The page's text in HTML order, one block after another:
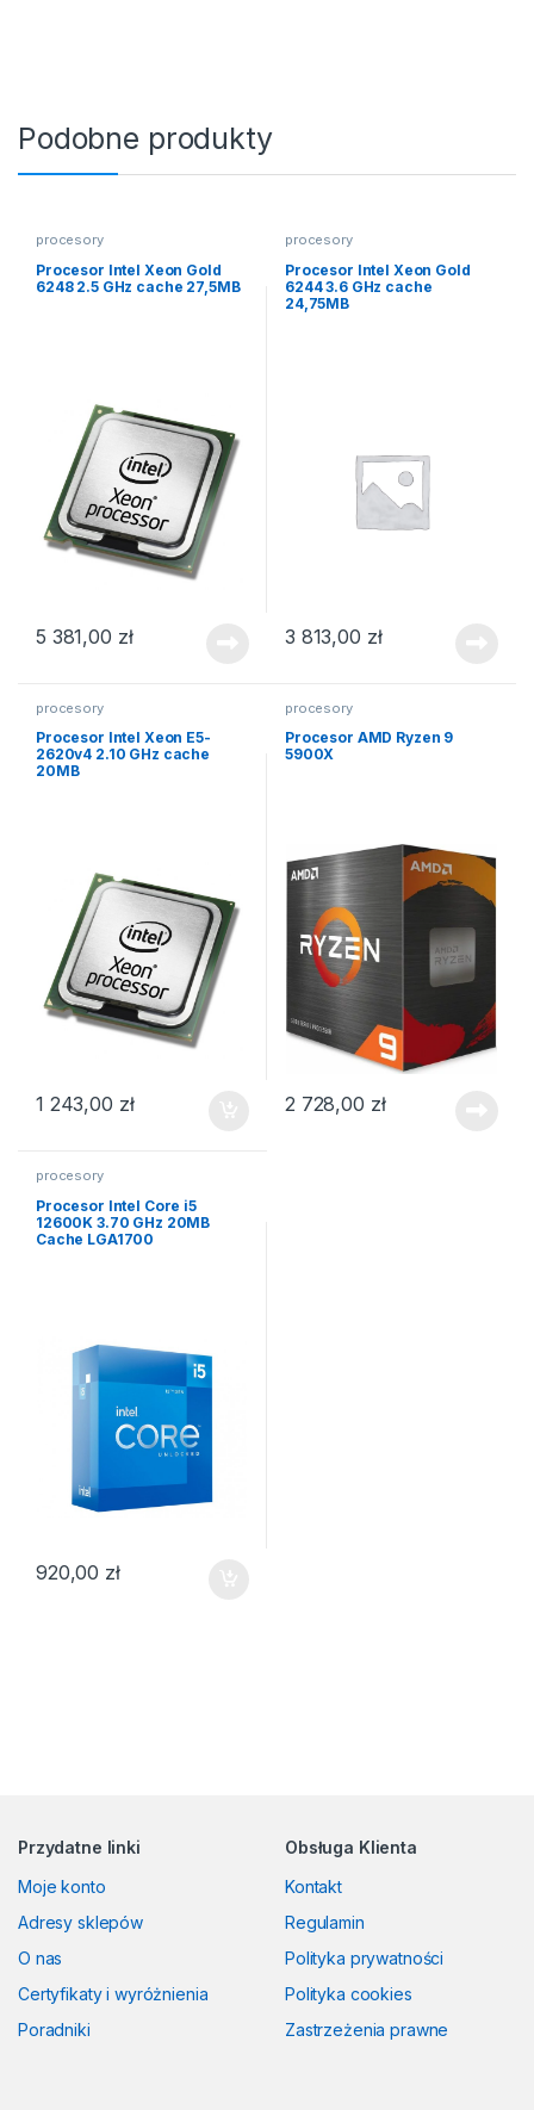
Podobne produkty
procesory
Procesor Intel Xeon Gold
6248 2.5 GHz cache 27,5MB
5 381,00 zł
procesory
Procesor Intel Xeon Gold
6244 3.6 GHz cache
24,75MB
3 813,00 zł
procesory
Procesor Intel Xeon E5-
2620v4 2.10 GHz cache
20MB
1 243,00 zł
procesory
Procesor AMD Ryzen 9
5900X
2 728,00 zł
procesory
Procesor Intel Core i5
12600K 3.70 GHz 20MB
Cache LGA1700
920,00 zł
Przydatne linki
Moje konto
Adresy sklepów
O nas
Certyfikaty i wyróżnienia
Poradniki
Obsługa Klienta
Kontakt
Regulamin
Polityka prywatności
Polityka cookies
Zastrzeżenia prawne